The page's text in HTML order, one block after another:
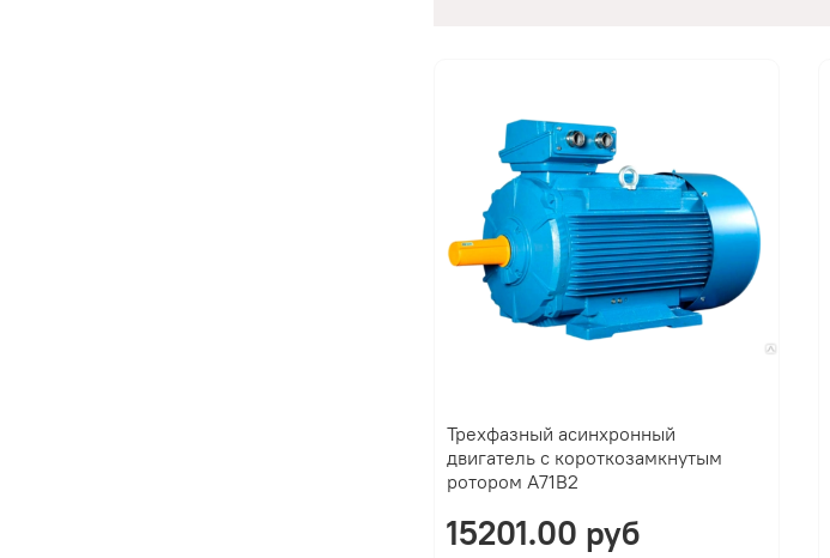
Трехфазный асинхронный
двигатель с короткозамкнутым
ротором A71B2
15201.00 руб